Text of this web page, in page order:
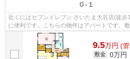
０-１
近くにはセブンイレブン さいたま大谷店(徒
に便利です。こちらの物件はアパートです。
ミ出しを楽にできます。最上階のア...
9.5万円 (
敷金 0万円